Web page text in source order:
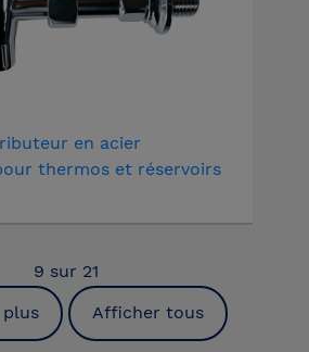
en acier
thermos et réservoirs
9 sur 21
Afficher tous